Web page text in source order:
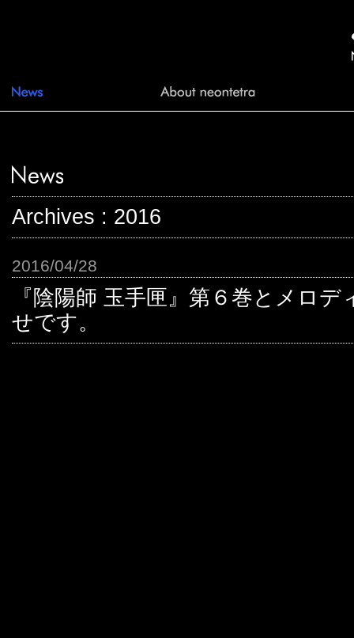
Archives : 2016
2016/04/28
『陰陽師 玉手匣』第６巻とメロ
せです。